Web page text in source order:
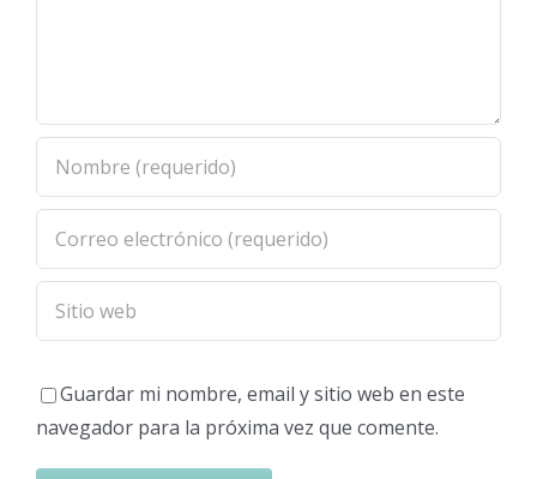
Guardar mi nombre, email y sitio web en este
navegador para la próxima vez que comente.